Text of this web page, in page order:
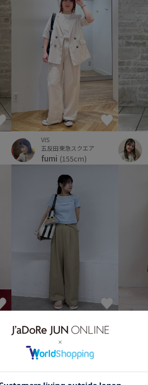
VIS
五反田東急スクエア
fumi (155cm)
新百合ヶ丘ＯＰＡ
(158cm)